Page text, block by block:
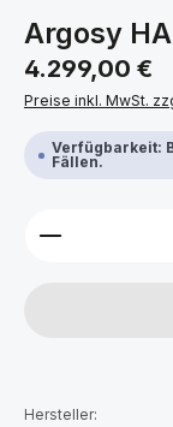
Argosy
Regulärer Preis:
4.299,00 €
Preise inkl. MwSt.
Verfügbarkeit:
Fällen.
Produkt
Hersteller: